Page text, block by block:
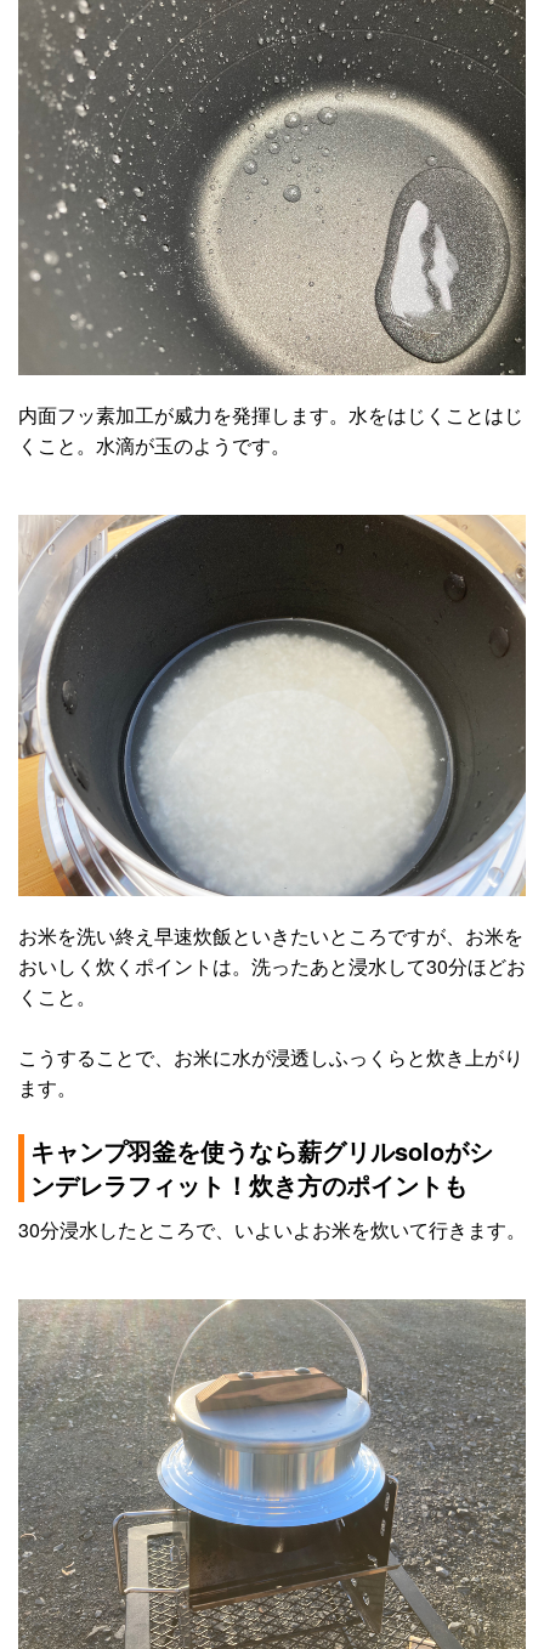
内面フッ素加工が威力を発揮します。水をはじくことはじ
くこと。水滴が玉のようです。
お米を洗い終え早速炊飯といきたいところですが、お米を
おいしく炊くポイントは。洗ったあと浸水して30分ほどお
くこと。
こうすることで、お米に水が浸透しふっくらと炊き上がり
ます。
キャンプ羽釜を使うなら薪グリルsoloがシ
ンデレラフィット！炊き方のポイントも
30分浸水したところで、いよいよお米を炊いて行きます。